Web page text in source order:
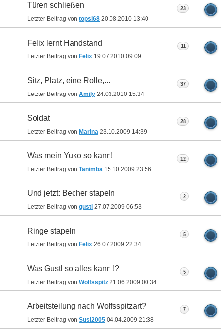
Türen schließen
Letzter Beitrag von topsi68 20.08.2010 13:40
23
Felix lernt Handstand
Letzter Beitrag von Felix 19.07.2010 09:09
11
Sitz, Platz, eine Rolle,...
Letzter Beitrag von Amily 24.03.2010 15:34
37
Soldat
Letzter Beitrag von Marina 23.10.2009 14:39
28
Was mein Yuko so kann!
Letzter Beitrag von Tanimba 15.10.2009 23:56
12
Und jetzt: Becher stapeln
Letzter Beitrag von gustl 27.07.2009 06:53
2
Ringe stapeln
Letzter Beitrag von Felix 26.07.2009 22:34
5
Was Gustl so alles kann !?
Letzter Beitrag von Wolfsspitz 21.06.2009 00:34
5
Arbeitsteilung nach Wolfsspitzart?
Letzter Beitrag von Susi2005 04.04.2009 21:38
7